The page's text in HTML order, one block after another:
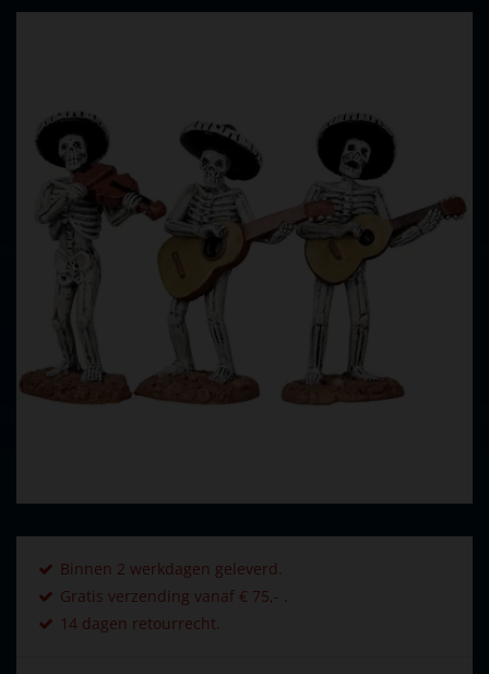
Binnen 2 werkdagen geleverd.
Gratis verzending vanaf € 75,- .
14 dagen retourrecht.